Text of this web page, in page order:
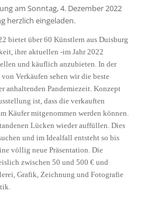
am Sonntag, 4. Dezember 2022
herzlich eingeladen.
bietet über 60 Künstlern aus Duisburg
ihre aktuellen -im Jahr 2022
und käuflich anzubieten. In der
Verkäufen sehen wir die beste
anhaltenden Pandemiezeit. Konzept
ist, dass die verkauften
Käufer mitgenommen werden können.
Lücken wieder auffüllen. Dies
und im Idealfall entsteht so bis
völlig neue Präsentation. Die
zwischen 50 und 500 € und
Grafik, Zeichnung und Fotografie